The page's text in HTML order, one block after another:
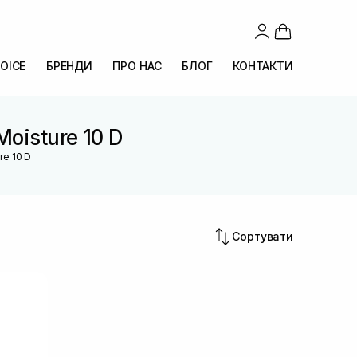
БРЕНДИ ПРО НАС БЛОГ КОНТАКТИ
10 D
10 D
Сортувати